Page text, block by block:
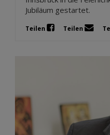
Jubiläum gestartet.
Teilen Teilen